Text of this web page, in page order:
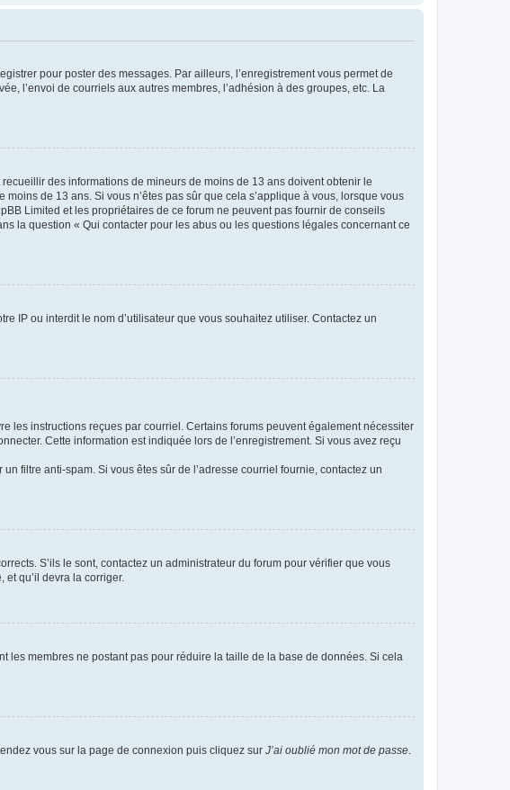
pour poster des messages. Par ailleurs, l’enregistrement vous permet de
l’envoi de courriels aux autres membres, l’adhésion à des groupes, etc. La
des informations de mineurs de moins de 13 ans doivent obtenir le
de 13 ans. Si vous n’êtes pas sûr que cela s’applique à vous, lorsque vous
Limited et les propriétaires de ce forum ne peuvent pas fournir de conseils
la question « Qui contacter pour les abus ou les questions légales concernant ce
IP ou interdit le nom d’utilisateur que vous souhaitez utiliser. Contactez un
les instructions reçues par courriel. Certains forums peuvent également nécessiter
Cette information est indiquée lors de l’enregistrement. Si vous avez reçu
filtre anti-spam. Si vous êtes sûr de l’adresse courriel fournie, contactez un
S’ils le sont, contactez un administrateur du forum pour vérifier que vous
qu’il devra la corriger.
les membres ne postant pas pour réduire la taille de la base de données. Si cela
vous sur la page de connexion puis cliquez sur J’ai oublié mon mot de passe.